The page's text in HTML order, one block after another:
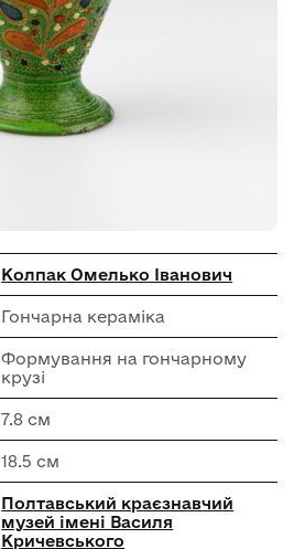
Колпак Омелько Іванович
Гончарна кераміка
Формування на гончарному
крузі
7.8 см
18.5 см
Полтавський краєзнавчий
музей імені Василя
Кричевського